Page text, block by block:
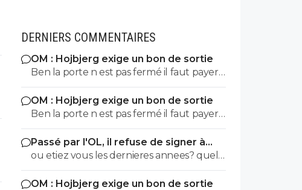
DERNIERS COMMENTAIRES
OM : Hojbjerg exige un bon de sortie
Ben la porte n est pas fermé il faut payer
le prix du transfert c est tout il veut partir
ok ben le club qui le veut paye et c est
réglé...
OM : Hojbjerg exige un bon de sortie
Ben la porte n est pas fermé il faut payer
le prix du transfert c est tout il veut partir
ok ben le club qui le veut paye et c est
réglé...
Passé par l'OL, il refuse de signer à
l'OM
ou etiez vous les dernieres annees? quel
est votre palmares en Europe? qu' avez
vous de plus que l OM? ferme la blaireau
OM : Hojbjerg exige un bon de sortie